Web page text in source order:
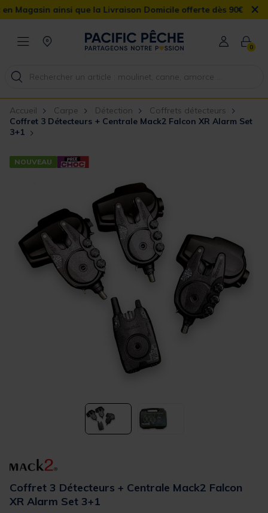
ainsi que la Livraison Domicile offerte dès 90€ ×
0
Accueil Carpe Détection
Coffrets détecteurs
Coffret 3 Détecteurs + Centrale Mack2 Falcon XR Alarm Set
3+1
NOUVEAU
Coffret 3 Détecteurs + Centrale Mack2 Falcon
XR Alarm Set 3+1